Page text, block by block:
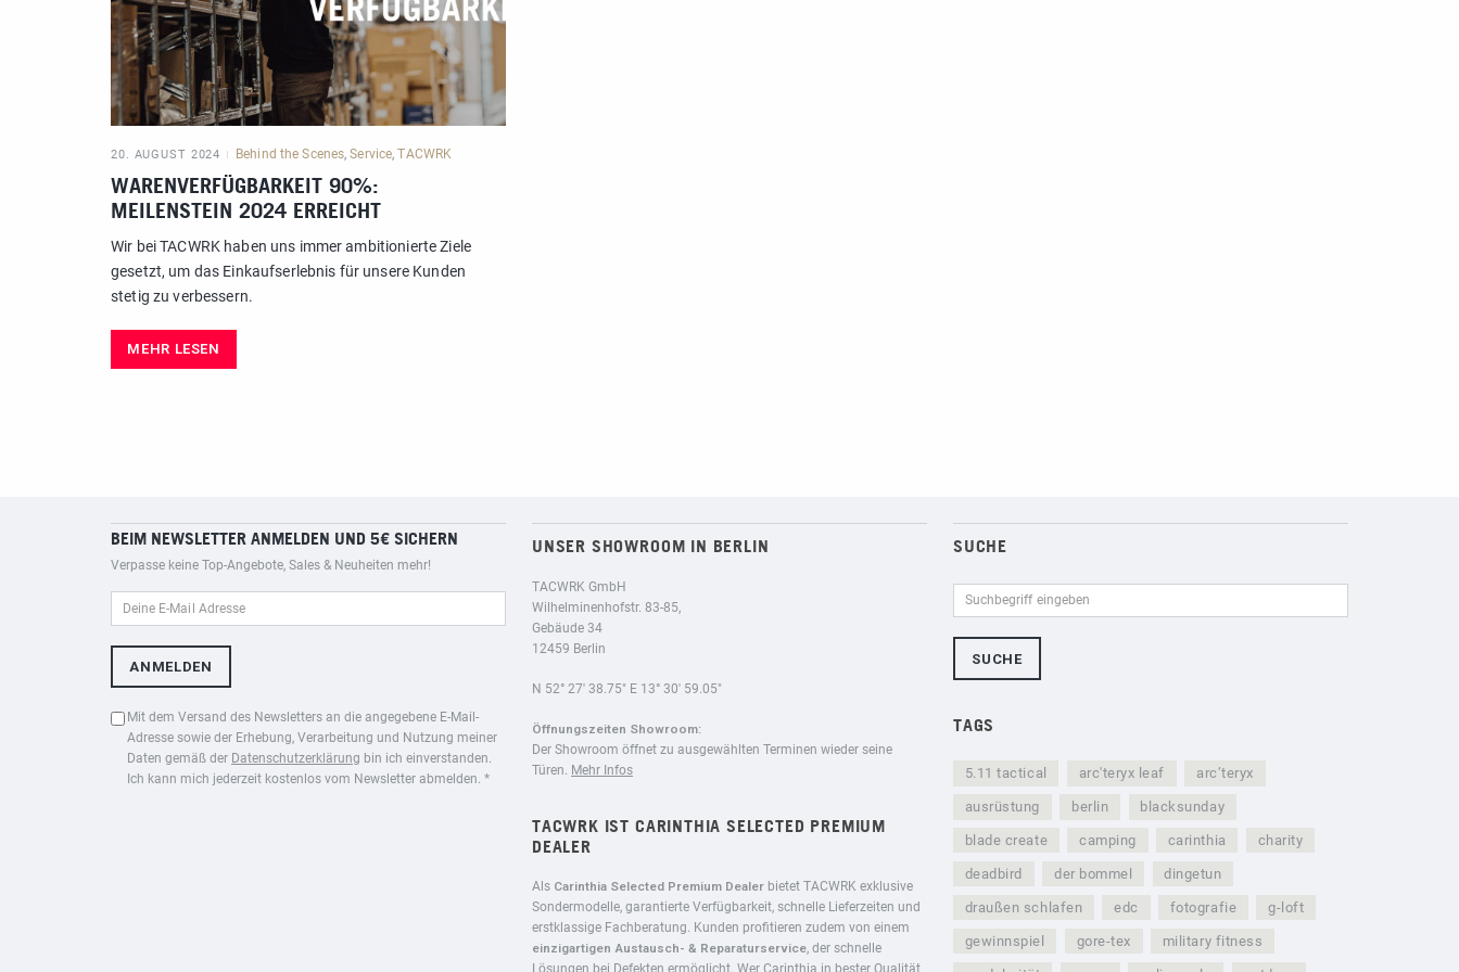
20. AUGUST 2024 Behind the Scenes,Service,TACWRK
WARENVERFÜGBARKEIT 90%:
MEILENSTEIN 2024 ERREICHT
Wir bei TACWRK haben uns immer ambitionierte Ziele
gesetzt, um das Einkaufserlebnis für unsere Kunden
stetig zu verbessern.
MEHR LESEN
BEIM NEWSLETTER ANMELDEN UND 5€ SICHERN
Verpasse keine Top-Angebote, Sales & Neuheiten mehr!
Mit dem Versand des Newsletters an die angegebene E-Mail-
Adresse sowie der Erhebung, Verarbeitung und Nutzung meiner
Daten gemäß der Datenschutzerklärung bin ich einverstanden.
Ich kann mich jederzeit kostenlos vom Newsletter abmelden. *
UNSER SHOWROOM IN BERLIN
TACWRK GmbH
Wilhelminenhofstr. 83-85,
Gebäude 34
12459 Berlin
N 52° 27′ 38.75″ E 13° 30′ 59.05″
Öffnungszeiten Showroom:
Der Showroom öffnet zu ausgewählten Terminen wieder seine
Türen. Mehr Infos
TACWRK IST CARINTHIA SELECTED PREMIUM
DEALER
Als Carinthia Selected Premium Dealer bietet TACWRK exklusive
Sondermodelle, garantierte Verfügbarkeit, schnelle Lieferzeiten und
erstklassige Fachberatung. Kunden profitieren zudem von einem
einzigartigen Austausch- & Reparaturservice, der schnelle
Lösungen bei Defekten ermöglicht. Wer Carinthia in bester Qualität
SUCHE
TAGS
5.11 tactical arc'teryx leaf arc’teryx
ausrüstung berlin blacksunday
blade create camping carinthia charity
deadbird der bommel dingetun
draußen schlafen edc fotografie g-loft
gewinnspiel gore-tex military fitness